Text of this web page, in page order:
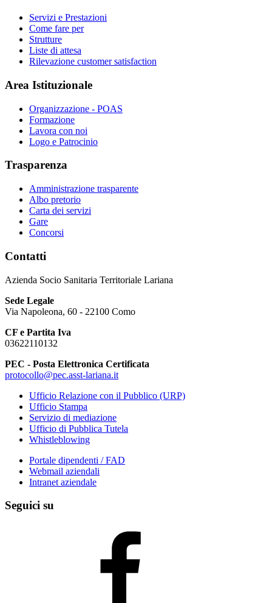
Servizi e Prestazioni
Come fare per
Strutture
Liste di attesa
Rilevazione customer satisfaction
Area Istituzionale
Organizzazione - POAS
Formazione
Lavora con noi
Logo e Patrocinio
Trasparenza
Amministrazione trasparente
Albo pretorio
Carta dei servizi
Gare
Concorsi
Contatti
Azienda Socio Sanitaria Territoriale Lariana
Sede Legale
Via Napoleona, 60 - 22100 Como
CF e Partita Iva
03622110132
PEC - Posta Elettronica Certificata
protocollo@pec.asst-lariana.it
Ufficio Relazione con il Pubblico (URP)
Ufficio Stampa
Servizio di mediazione
Ufficio di Pubblica Tutela
Whistleblowing
Portale dipendenti / FAD
Webmail aziendali
Intranet aziendale
Seguici su